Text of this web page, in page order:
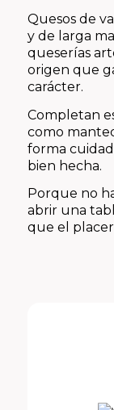
Quesos de
y de larga
queserías
origen que
carácter.
Completan
como
forma
bien hecha.
Porque no
abrir una
que el